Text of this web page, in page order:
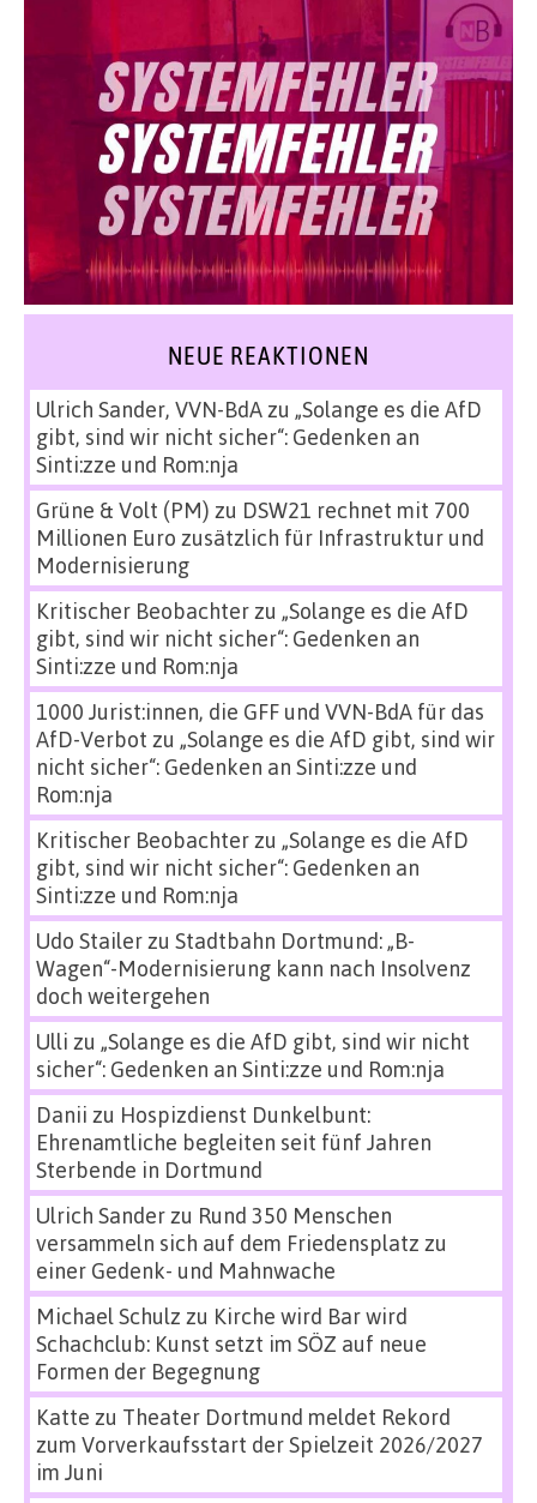
NEUE REAKTIONEN
Ulrich Sander, VVN-BdAzu „Solange es die AfD
gibt, sind wir nicht sicher“: Gedenken an
Sinti:zze und Rom:nja
Grüne & Volt (PM) zu DSW21 rechnet mit 700
Millionen Euro zusätzlich für Infrastruktur und
Modernisierung
Kritischer Beobachterzu „Solange es die AfD
gibt, sind wir nicht sicher“: Gedenken an
Sinti:zze und Rom:nja
1000 Jurist:innen, die GFF und VVN-BdA für das
AfD-Verbot zu „Solange es die AfD gibt, sind wir
nicht sicher“: Gedenken an Sinti:zze und
Rom:nja
Kritischer Beobachterzu „Solange es die AfD
gibt, sind wir nicht sicher“: Gedenken an
Sinti:zze und Rom:nja
Udo Stailerzu Stadtbahn Dortmund: „B-
Wagen“-Modernisierung kann nach Insolvenz
doch weitergehen
Ulli zu „Solange es die AfD gibt, sind wir nicht
sicher“: Gedenken an Sinti:zze und Rom:nja
Danii zu Hospizdienst Dunkelbunt:
Ehrenamtliche begleiten seit fünf Jahren
Sterbende in Dortmund
Ulrich Sanderzu Rund 350 Menschen
versammeln sich auf dem Friedensplatz zu
einer Gedenk- und Mahnwache
Michael Schulz zu Kirche wird Bar wird
Schachclub: Kunst setzt im SÖZ auf neue
Formen der Begegnung
Katte zu Theater Dortmund meldet Rekord
zum Vorverkaufsstart der Spielzeit 2026/2027
im Juni